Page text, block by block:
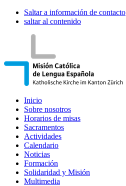
Saltar a información de contacto
saltar al contenido
Inicio
Sobre nosotros
Horarios de misas
Sacramentos
Actividades
Calendario
Noticias
Formación
Solidaridad y Misión
Multimedia